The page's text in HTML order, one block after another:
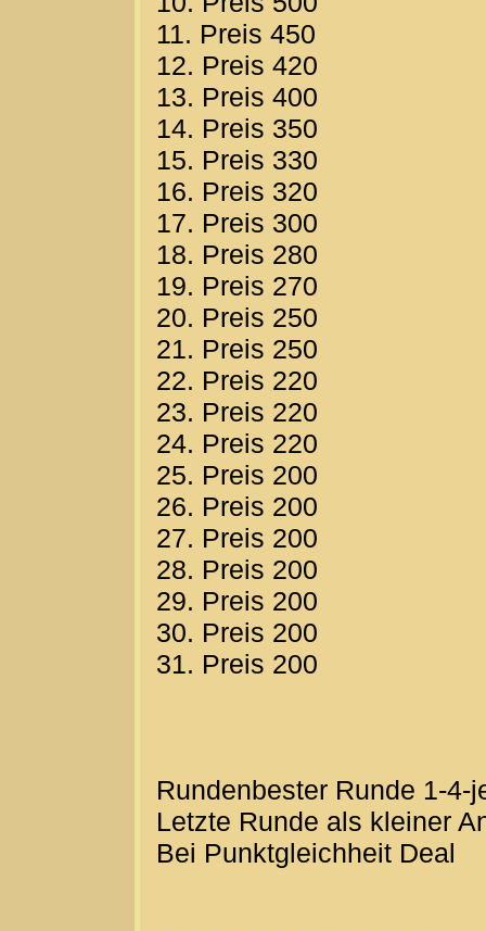
11. Preis 450
12. Preis 420
13. Preis 400
14. Preis 350
15. Preis 330
16. Preis 320
17. Preis 300
18. Preis 280
19. Preis 270
20. Preis 250
21. Preis 250
22. Preis 220
23. Preis 220
24. Preis 220
25. Preis 200
26. Preis 200
27. Preis 200
28. Preis 200
29. Preis 200
30. Preis 200
31. Preis 200
Rundenbester Runde 1-4-
Letzte Runde als kleiner
Bei Punktgleichheit Deal